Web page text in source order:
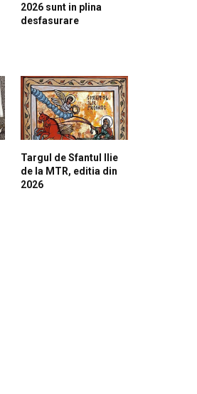
2026 sunt in plina
desfasurare
Targul de Sfantul Ilie
de la MTR, editia din
2026